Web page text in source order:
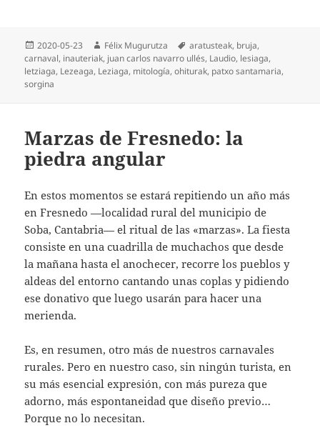
Publicado
el
2020-05-23 Autor
Félix Mugurutza Etiquetas
aratusteak, bruja,
carnaval, inauteriak, juan carlos navarro ullés, Laudio, lesiaga,
letziaga, Lezeaga, Leziaga, mitología,ohiturak, patxo santamaria,
sorgina
Marzas de Fresnedo: la
piedra angular
En estos momentos se estará repitiendo un año más
en Fresnedo —localidad rural del municipio de
Soba, Cantabria— el ritual de las «marzas». La fiesta
consiste en una cuadrilla de muchachos que desde
la mañana hasta el anochecer, recorre los pueblos y
aldeas del entorno cantando unas coplas y pidiendo
ese donativo que luego usarán para hacer una
merienda.
Es, en resumen, otro más de nuestros carnavales
rurales. Pero en nuestro caso, sin ningún turista, en
su más esencial expresión, con más pureza que
adorno, más espontaneidad que diseño previo…
Porque no lo necesitan.